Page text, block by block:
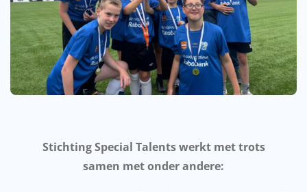
Stichting Special Talents werkt met trots
samen met onder andere: